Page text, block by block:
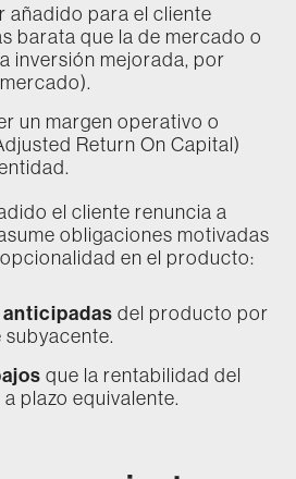
añadido para el cliente
barata que la de mercado o
inversión mejorada, por
un margen operativo o
Return On Capital)
el cliente renuncia a
obligaciones motivadas
en el producto:
del producto por
que la rentabilidad del
plazo equivalente.